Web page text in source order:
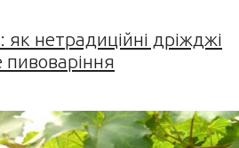
як нетрадиційні дріжджі